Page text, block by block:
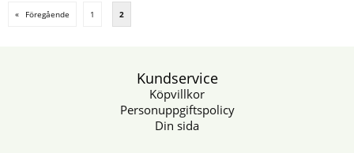
« Föregående 1 2
Kundservice
Köpvillkor
Personuppgiftspolicy
Din sida